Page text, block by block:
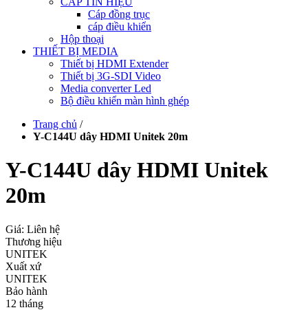
Cáp đồng trục
cáp điều khiển
Hộp thoại
THIẾT BỊ MEDIA
Thiết bị HDMI Extender
Thiết bị 3G-SDI Video
Media converter Led
Bộ điều khiển màn hình ghép
Trang chủ /
Y-C144U dây HDMI Unitek 20m
Y-C144U dây HDMI Unitek
20m
Giá: Liên hệ
Thương hiệu
UNITEK
Xuất xứ
UNITEK
Bảo hành
12 tháng